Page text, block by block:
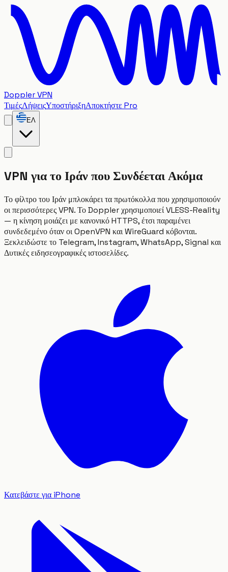
Doppler VPN
ΤιμέςΛήψειςΥποστήριξηΑποκτήστε Pro
ΕΛ
VPN για το Ιράν που Συνδέεται Ακόμα
Το φίλτρο του Ιράν μπλοκάρει τα πρωτόκολλα που χρησιμοποιούν
οι περισσότερες VPN. Το Doppler χρησιμοποιεί VLESS-Reality
— η κίνηση μοιάζει με κανονικό HTTPS, έτσι παραμένει
συνδεδεμένο όταν οι OpenVPN και WireGuard κόβονται.
Ξεκλειδώστε το Telegram, Instagram, WhatsApp, Signal και
Δυτικές ειδησεογραφικές ιστοσελίδες.
Κατεβάστε για iPhone